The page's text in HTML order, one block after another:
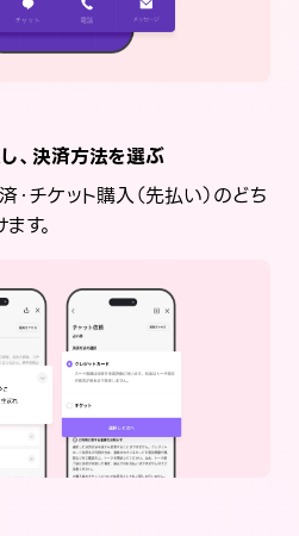
、決済方法を選ぶ
・チケット購入（先払い）のどち
す。